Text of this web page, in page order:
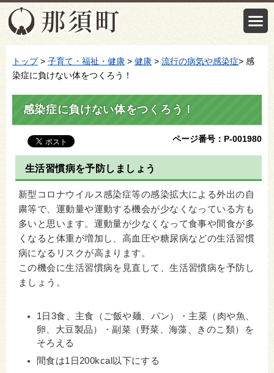
トップ> 子育て・福祉・健康 > 健康 > 流行の病気や感染症> 感
染症に負けない体をつくろう！
感染症に負けない体をつくろう！
ページ番号：P-001980
生活習慣病を予防しましょう
新型コロナウイルス感染症等の感染拡大による外出の自
粛等で、運動量や運動する機会が少なくなっている方も
多いと思います。運動量が少なくなって食事や間食が多
くなると体重が増加し、高血圧や糖尿病などの生活習慣
病になるリスクが高まります。
この機会に生活習慣病を見直して、生活習慣病を予防し
ましょう。
1日3食、主食（ご飯や麺、パン）・主菜（肉や魚、
卵、大豆製品）・副菜（野菜、海藻、きのこ類）を
そろえる
間食は1日200kcal以下にする